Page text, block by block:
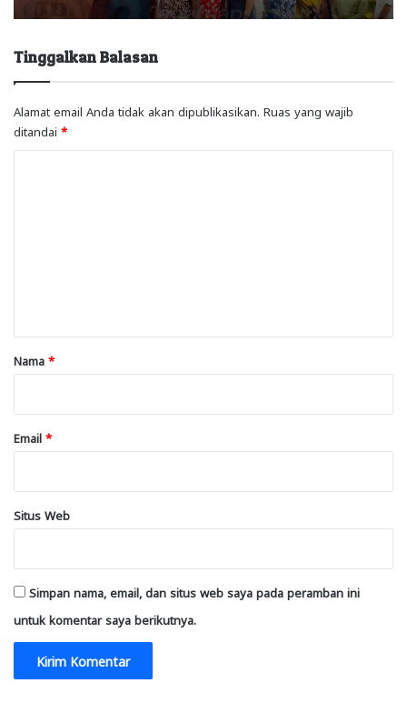
Tinggalkan Balasan
Alamat email Anda tidak akan dipublikasikan. Ruas yang wajib
ditandai *
rNama *
Email *
Situs Web
Simpan nama, email, dan situs web saya pada peramban ini
untuk komentar saya berikutnya.